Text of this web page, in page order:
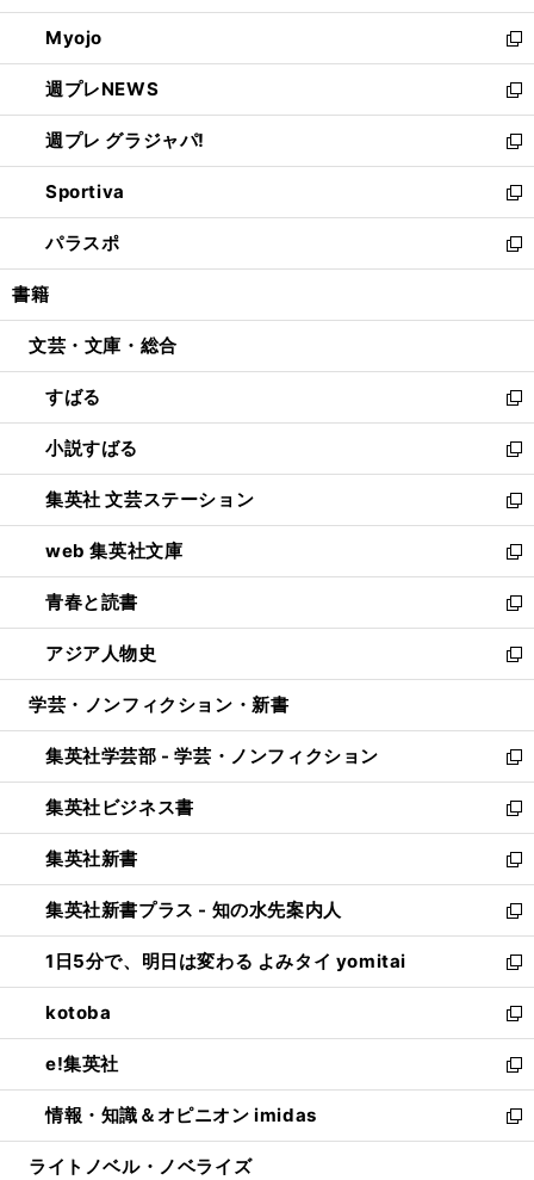
開
く
ウ
で
開
く
ン
ド
ウ
で
開
く
ウ
ィ
ン
ド
ウ
で
開
く
Myojo
新
し
い
ウ
ィ
ン
ド
ウ
で
開
週プレNEWS
新
し
い
ウ
ィ
ン
ド
ウ
開
週プレ グラジャパ!
新
し
い
ウ
ィ
ン
ウ
開
く
Sportiva
新
し
い
ウ
ン
ウ
で
開
く
パラスポ
新
し
ウ
ン
ド
ウ
で
開
く
書籍
文芸・文庫・総合
すばる
新
し
い
ウ
ィ
ン
ド
ウ
で
開
く
小説すばる
新
し
い
ウ
ィ
ン
ド
ウ
で
開
集英社 文芸ステーション
新
し
い
ウ
ィ
ン
ド
ウ
開
く
web 集英社文庫
新
し
い
ウ
ィ
ン
ウ
で
開
く
青春と読書
新
し
い
ウ
ン
ド
ウ
で
開
く
アジア人物史
新
し
ウ
ィ
ン
ド
ウ
で
開
く
学芸・ノンフィクション・新書
集英社学芸部 - 学芸・ノンフィクション
新
し
い
ウ
ィ
ン
ド
ウ
で
開
く
集英社ビジネス書
新
し
い
ウ
ィ
ン
ド
ウ
で
開
く
集英社新書
新
し
い
ウ
ィ
ン
ド
ウ
で
開
く
集英社新書プラス - 知の水先案内人
新
し
い
ウ
ィ
ン
ド
ウ
で
開
1日5分で、明日は変わる よみタイ yomitai
新
し
い
ウ
ィ
ン
ド
ウ
kotoba
新
し
い
ウ
ィ
ン
e!集英社
新
し
い
ウ
情報・知識＆オピニオン imidas
新
し
ライトノベル・ノベライズ